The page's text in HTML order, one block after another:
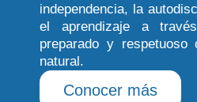
independencia, la
el aprendizaje a
preparado y respetuoso
natural.
Conocer más